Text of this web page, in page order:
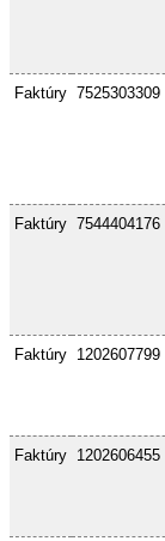
Faktúry 7525303309
Faktúry 7544404176
Faktúry 1202607799
Faktúry 1202606455